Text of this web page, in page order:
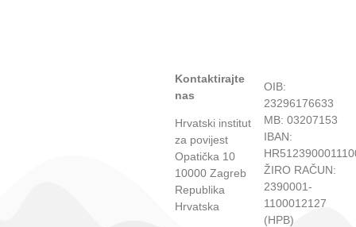
Kontaktirajte
nas
Hrvatski institut
za povijest
Opatička 10
10000 Zagreb
Republika
Hrvatska
OIB:
23296176633
MB: 03207153
IBAN:
ŽIRO RAČUN:
2390001-
1100012127
(HPB)